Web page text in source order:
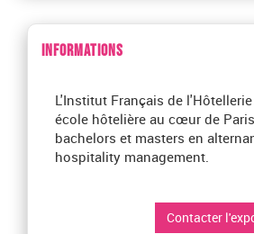
INFORMATIONS
L'Institut Français de
école hôtelière au cœur de
bachelors et masters en
hospitality management.
Contacter